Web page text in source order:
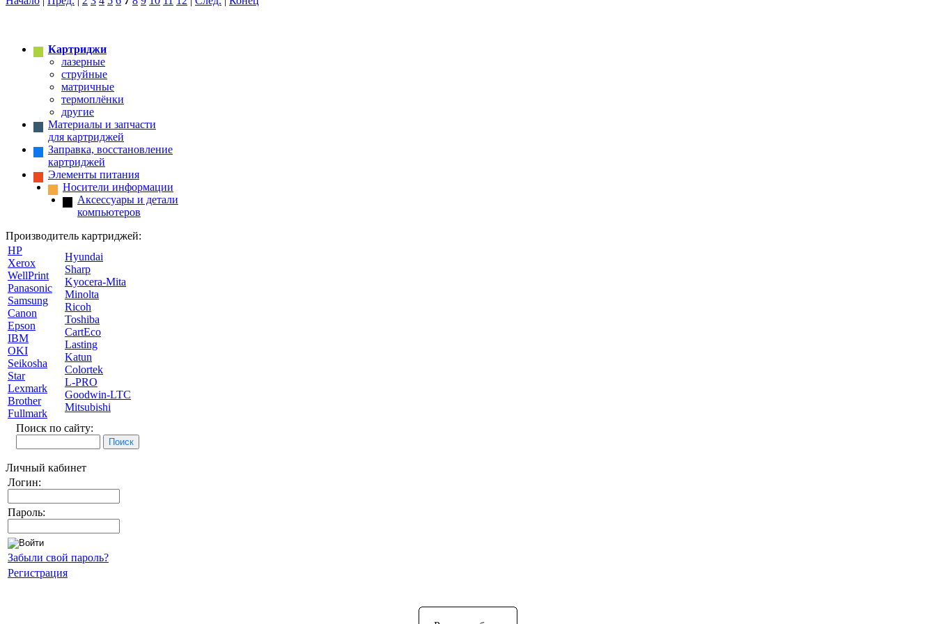
Картриджи
лазерные
струйные
матричные
термоплёнки
другие
Материалы и запчасти
для картриджей
Заправка, восстановление
картриджей
Элементы питания
Носители информации
Аксессуары и детали
компьютеров
Производитель картриджей:
HP
Xerox
WellPrint
Panasonic
Samsung
Canon
Epson
IBM
OKI
Seikosha
Star
Lexmark
Brother
Fullmark
Hyundai
Sharp
Kyocera-Mita
Minolta
Ricoh
Toshiba
CartEco
Lasting
Katun
Colortek
L-PRO
Goodwin-LTC
Mitsubishi
Поиск по сайту:
Личный кабинет
Логин:
Пароль:
Забыли свой пароль?
Регистрация